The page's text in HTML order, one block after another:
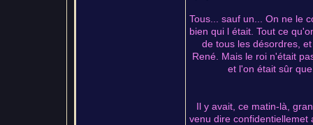
Tous... sauf un... On ne le
bien qui l était. Tout ce
de tous les désordres,
René. Mais le roi n'était
et l'on était sûr
Il y avait, ce matin-là,
venu dire confidentiellemet